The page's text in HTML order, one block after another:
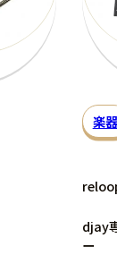
楽
djay
ー